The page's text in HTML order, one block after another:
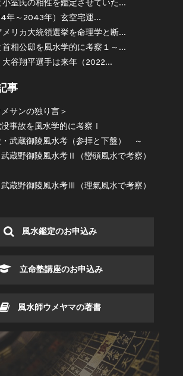
小室氏の相性を鑑定させていた...
年～2043年）玄空宅運...
メリカ大統領選挙を命理学と断...
首相公邸を風水学的に考察１～...
大谷翔平選手は来年（2022...
事
サンの独り言＞
事故を風水学的に考察Ⅰ
武蔵御陵風水考（参拝と下盤） ～
蔵野御陵風水考Ⅱ（巒頭風水で考察）
蔵野御陵風水考Ⅲ（理氣風水で考察）
風水鑑定のお申込み
立命塾講座のお申込み
風水師ウメヤマの著書